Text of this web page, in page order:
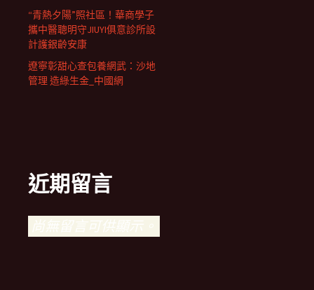
“青熱夕陽”照社區！華商學子
攜中醫聰明守JIUYI俱意診所設
計護銀齡安康
遼寧彰甜心查包養網武：沙地
管理 造綠生金_中國網
近期留言
尚無留言可供顯示。